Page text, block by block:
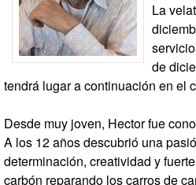
La
de
tendrá lugar a continuación en el
Desde muy joven, Hector fue
A los 12 años descubrió una
determinación, creatividad y
carbón reparando los carros de